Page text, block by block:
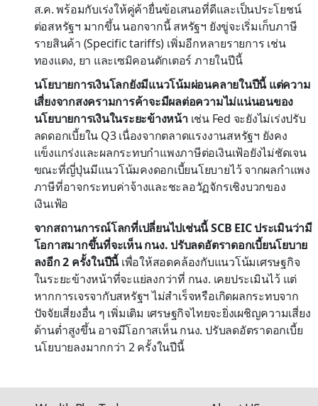
ส.ค. พร้อมกับเร่งให้คู่ค้ายื่นข้อเสนอที่ดีและเป็นประโยชน์
ต่อสหรัฐฯ มากขึ้น นอกจากนี้ สหรัฐฯ ยังขู่จะเริ่มเก็บภาษี
รายสินค้า (Specific tariffs) เพิ่มอีกหลายรายการ เช่น
ทองแดง, ยา และเซมิคอนดักเตอร์ ภายในปีนี้
นโยบายการเงินโลกยังมีแนวโน้มผ่อนคลายในปีนี้ แต่ความ
เสี่ยงจากสงครามการค้าจะมีผลต่อความไม่แน่นอนของ
นโยบายการเงินในระยะข้างหน้าเช่น Fed จะยังไม่เร่งปรับ
ลดดอกเบี้ยใน Q3 เนื่องจากตลาดแรงงานสหรัฐฯ ยังคง
แข็งแกร่งและผลกระทบกำแพงภาษีต่อเงินเฟ้อยังไม่ชัดเจน
ขณะที่ญี่ปุ่นมีแนวโน้มคงดอกเบี้ยนโยบายไว้ จากผลกำแพง
ภาษีที่อาจกระทบค่าจ้างและชะลอวัฏจักรเชิงบวกของ
เงินเฟ้อ
จากสถานการณ์โลกที่เปลี่ยนไปเช่นนี้ SCB EIC ประเมินว่ามี
โอกาสมากขึ้นที่จะเห็น กนง. ปรับลดอัตราดอกเบี้ยนโยบาย
ลงอีก 2 ครั้งในปีนี้เพื่อให้สอดคล้องกับแนวโน้มเศรษฐกิจ
ในระยะข้างหน้าที่จะแย่ลงกว่าที่ กนง. เคยประเมินไว้ แต่
หากการเจรจากับสหรัฐฯ ไม่สำเร็จหรือเกิดผลกระทบจาก
ปัจจัยเสี่ยงอื่น ๆ เพิ่มเติม เศรษฐกิจไทยจะยิ่งเผชิญความเสี่ยง
ด้านต่ำสูงขึ้น อาจมีโอกาสเห็น กนง. ปรับลดอัตราดอกเบี้ย
นโยบายลงมากกว่า 2 ครั้งในปีนี้